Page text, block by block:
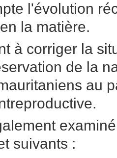
l'évolution
la matière.
à corriger la
de la
au
suivants :